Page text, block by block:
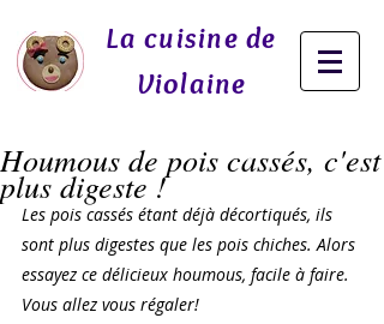
La cuisine de
Violaine
Houmous de pois cassés, c'est
plus digeste !
Les pois cassés étant déjà décortiqués, ils
sont plus digestes que les pois chiches. Alors
essayez ce délicieux houmous, facile à faire.
Vous allez vous régaler!